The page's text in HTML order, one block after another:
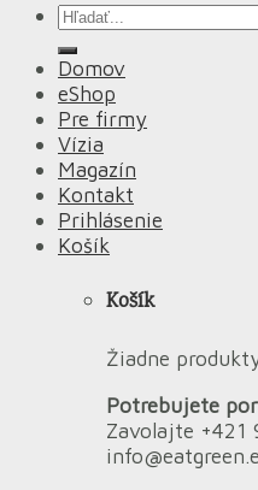
Hľadať:
Domov
eShop
Pre firmy
Vízia
Magazín
Kontakt
Prihlásenie
Košík
Košík
Žiadne
Potrebujete
Zavolajte +421